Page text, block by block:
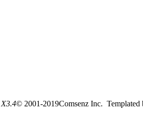
X3.4© 2001-2019Comsenz Inc.